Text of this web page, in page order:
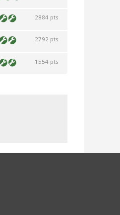
2884 pts
2792 pts
1554 pts